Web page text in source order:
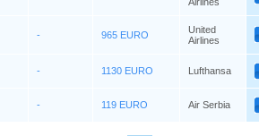
- 965 EURO
United
Airlines
- 1130 EURO Lufthansa
- 119 EURO Air Serbia